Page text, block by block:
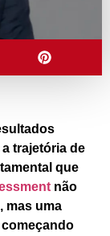
trajetória de
que
não
mas uma
começando